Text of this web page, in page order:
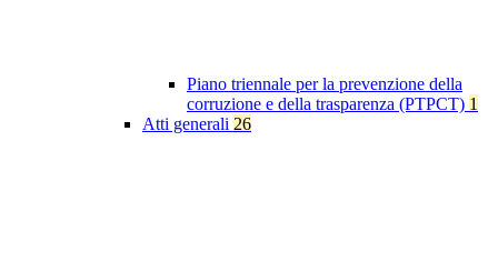
Piano triennale per la prevenzione della
corruzione e della trasparenza (PTPCT) 1
Atti generali 26